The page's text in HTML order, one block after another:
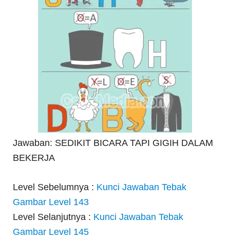
Jawaban: SEDIKIT BICARA TAPI GIGIH DALAM
BEKERJA
Level Sebelumnya : Kunci Jawaban Tebak
Gambar Level 143
Level Selanjutnya : Kunci Jawaban Tebak
Gambar Level 145